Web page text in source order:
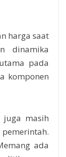
harga saat
dinamika
pada
komponen
juga masih
ada